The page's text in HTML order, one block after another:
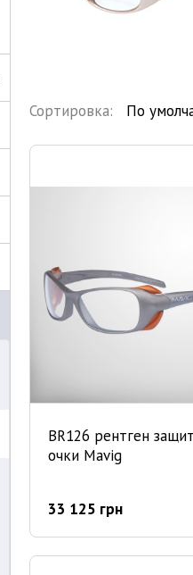
Сортировка:
BR126 рентген
очки Mavig
33 125 грн